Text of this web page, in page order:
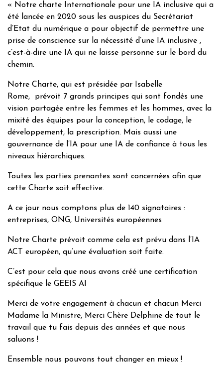
« Notre charte Internationale pour une IA inclusive qui a
été lancée en 2020 sous les auspices du Secrétariat
d’Etat du numérique a pour objectif de permettre une
prise de conscience sur la nécessité d’une IA inclusive ,
c’est-à-dire une IA qui ne laisse personne sur le bord du
chemin.
Notre Charte, qui est présidée par Isabelle
Rome, prévoit 7 grands principes qui sont fondés une
vision partagée entre les femmes et les hommes, avec la
mixité des équipes pour la conception, le codage, le
développement, la prescription. Mais aussi une
gouvernance de l’IA pour une IA de confiance à tous les
niveaux hiérarchiques.
Toutes les parties prenantes sont concernées afin que
cette Charte soit effective.
A ce jour nous comptons plus de 140 signataires :
entreprises, ONG, Universités européennes
Notre Charte prévoit comme cela est prévu dans l’IA
ACT européen, qu’une évaluation soit faite.
C’est pour cela que nous avons créé une certification
spécifique le GEEIS AI
Merci de votre engagement à chacun et chacun Merci
Madame la Ministre, Merci Chère Delphine de tout le
travail que tu fais depuis des années et que nous
saluons !
Ensemble nous pouvons tout changer en mieux !